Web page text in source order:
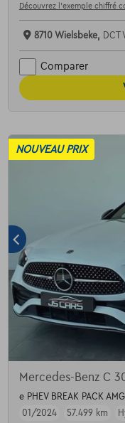
Découvrez l’exemple chiffré
8710 Wielsbeke, DCT
Comparer
NOUVEAU PRIX
Mercedes-Benz C
e PHEV BREAK PACK
01/2024
57.499 km